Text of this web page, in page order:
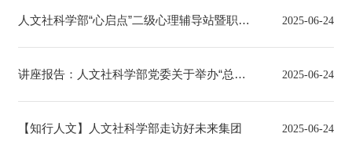
部党支部开展主题党日活动
人文社科学部“心启点”二级心理辅导站暨职工
心理小家第十八周预约安排
2025-06-24
讲座报告：人文社科学部党委关于举办“总体
国家安全观指导下 国家安全法治的发展”的讲
2025-06-24
【知行人文】人文社科学部走访好未来集团 2025-06-24